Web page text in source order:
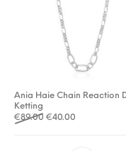
Ania Haie Chain Reaction
Ketting
€89.00 Oorspronkelijke
€40.00